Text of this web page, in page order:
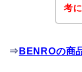
考
⇒ BENROの商